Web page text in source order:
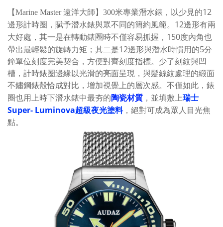
【Marine Master 遠洋大師】300米專業潛水錶 ，以少見的12
邊形計時圈，賦予潛水錶與眾不同的簡約風範。 12邊形有兩
大好處，其一是在轉動錶圈時不僅容易抓握， 150度內角也
帶出最輕鬆的旋轉力矩；其二是12邊形與潛水時慣用的5分
鐘單位刻度完美契合，方便對齊刻度指標。少了刻紋與凹
槽，計時錶圈邊緣以光滑的亮面呈現，與髮絲紋處理的緞面
不鏽鋼錶殼恰成對比，增加視覺上的層次感。不僅如此，錶
圈也用上時下潛水錶中最夯的陶瓷材質 ，並填敷上瑞士
Super- Luminova超級夜光塗料，絕對可成為眾人目光焦
點。